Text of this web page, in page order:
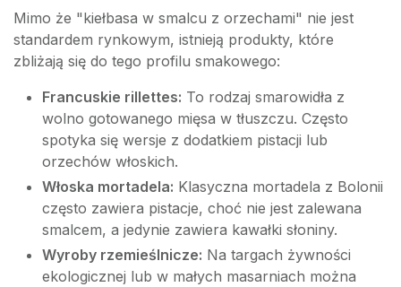
Mimo że "kiełbasa w smalcu z orzechami" nie jest
standardem rynkowym, istnieją produkty, które
zbliżają się do tego profilu smakowego:
Francuskie rillettes: To rodzaj smarowidła z
wolno gotowanego mięsa w tłuszczu. Często
spotyka się wersje z dodatkiem pistacji lub
orzechów włoskich.
Włoska mortadela: Klasyczna mortadela z Bolonii
często zawiera pistacje, choć nie jest zalewana
smalcem, a jedynie zawiera kawałki słoniny.
Wyroby rzemieślnicze: Na targach żywności
ekologicznej lub w małych masarniach można